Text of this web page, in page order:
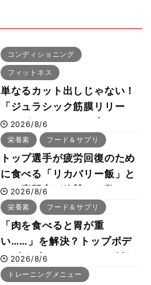
コンディショニング
フィットネス
単なるカット出しじゃない！
「ジュラシック筋膜リリー
ス」が口コミだけで大ヒット
した納得の理由 木澤大祐が
解説
2026/8/6
栄養素 フード＆サプリ
トップ選手が疲労回復のため
に食べる「リカバリー飯」と
は？専門家が絶賛した鶏レバ
ー活用法
2026/8/6
栄養素 フード＆サプリ
「肉を食べると胃が重
い……」を解決？トップボデ
ィビルダーのリカバリー飯を
専門家がロジカル解説
2026/8/6
トレーニングメニュー